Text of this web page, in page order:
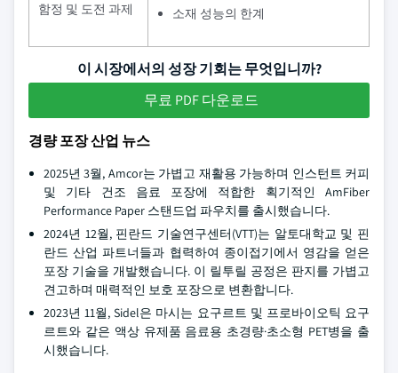
함정 및 도전 과제
소재 성능의 한계
이 시장에서의 성장 기회는 무엇입니까?
무료 PDF 다운로드
경량 포장 산업 뉴스
2025년 3월, Amcor는 가볍고 재활용 가능하며 인스턴트 커피
및 기타 건조 음료 포장에 적합한 획기적인 AmFiber
Performance Paper 스탠드업 파우치를 출시했습니다.
2024년 12월, 핀란드 기술연구센터(VTT)는 알토대학교 및 핀
란드 산업 파트너들과 협력하여 종이접기에서 영감을 얻은
포장 기술을 개발했습니다. 이 릴투릴 공정은 판지를 가볍고
견고하며 매력적인 보호 포장으로 변환합니다.
2023년 11월, Sidel은 마시는 요구르트 및 프로바이오틱 요구
르트와 같은 액상 유제품 음료용 초경량·초소형 PET병을 출
시했습니다.